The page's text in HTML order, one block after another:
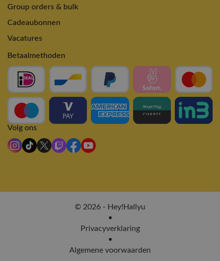
Group orders & bulk
Cadeaubonnen
Vacatures
Betaalmethoden
Volg ons
© 2026 - Hey!Hallyu
•
Privacyverklaring
•
Algemene voorwaarden